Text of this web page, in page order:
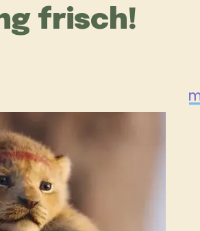
frisch!